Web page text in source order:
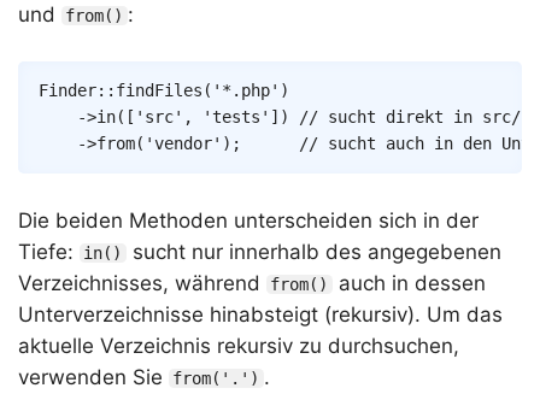
und from() :
Finder:: findFiles ( '*.php' )
->in( [ 'src' , 'tests' ] )
// sucht direkt in src/
->from( 'vendor' ) ; // sucht auch in den
Die beiden Methoden unterscheiden sich in der
Tiefe:
in()
sucht nur innerhalb des angegebenen
Verzeichnisses, während
from()
auch in dessen
Unterverzeichnisse hinabsteigt (rekursiv). Um das
aktuelle Verzeichnis rekursiv zu durchsuchen,
verwenden Sie
from('.') .